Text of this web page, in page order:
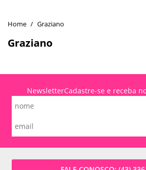
Graziano
Graziano
NewsletterCadastre-se e receba